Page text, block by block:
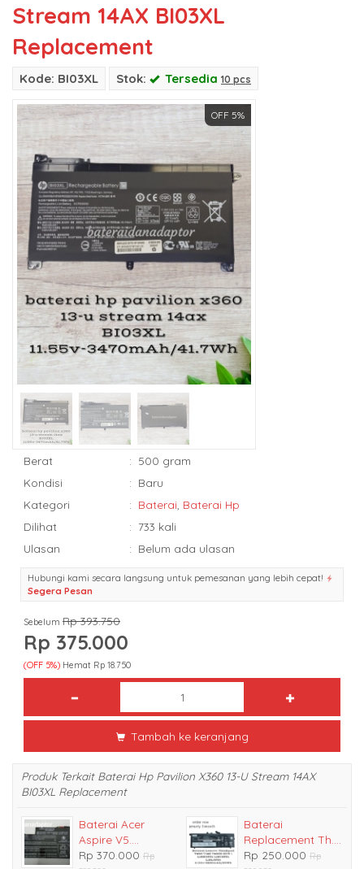
Stream 14AX BI03XL
Replacement
Kode: BI03XL Stok: Tersedia 10 pcs
OFF 5%
Berat : 500 gram
Kondisi
: Baru
Kategori
: Baterai, Baterai Hp
Dilihat
: 733 kali
Ulasan
: Belum ada ulasan
Hubungi kami secara langsung untuk pemesanan yang lebih cepat!
Segera Pesan
Sebelum Rp 393.750
Rp 375.000
(OFF 5%) Hemat Rp 18.750
Tambah ke keranjang
Produk Terkait Baterai Hp Pavilion X360 13-U Stream 14AX
BI03XL Replacement
Baterai Acer
Aspire V5....
Rp 370.000 Rp
Baterai
Replacement Th....
Rp 250.000 Rp